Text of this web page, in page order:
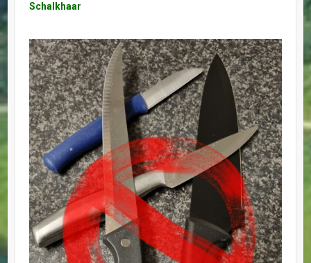
Schalkhaar